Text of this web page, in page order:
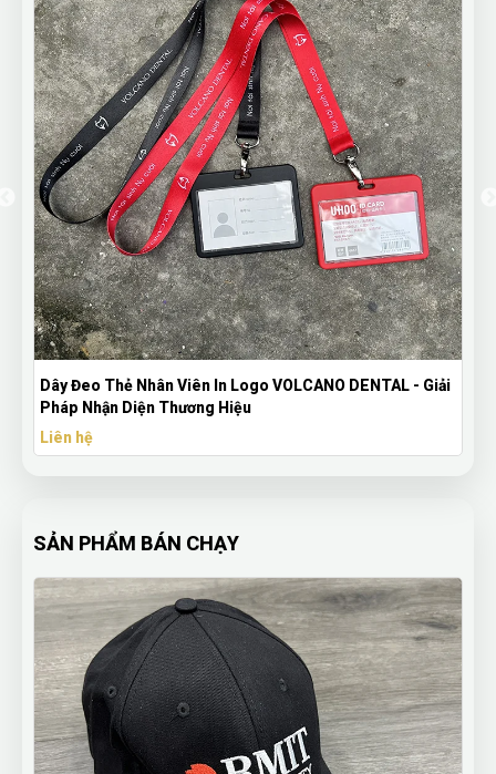
Dây Đeo Thẻ Nhân Viên In Logo VOLCANO DENTAL - Giải
Pháp Nhận Diện Thương Hiệu
Liên hệ
SẢN PHẨM BÁN CHẠY